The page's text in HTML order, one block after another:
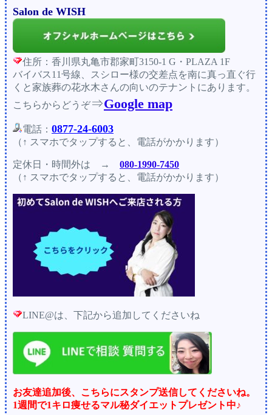
Salon de WISH
住所：香川県丸亀市郡家町3150-1 G・PLAZA 1F
バイバス11号線、スシロー様の交差点を南に真っ直ぐ行
くと家族葬の花水木さんの向いのテナントにあります。
こちらからどうぞ⇒Google map
電話： 0877-24-6003
（↑ スマホでタップすると、電話がかかります）
定休日・時間外は →
080-1990-7450
（↑ スマホでタップすると、電話がかかります）
LINE@は、下記から追加してくださいね
お友達追加後、こちらにスタンプ送信してくださいね。
1週間で1キロ痩せるマル秘ダイエットプレゼント中♪